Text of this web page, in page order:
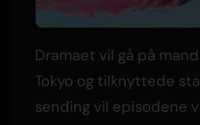
Dramaet vil gå på
Tokyo og tilknyttede
sending vil episodene